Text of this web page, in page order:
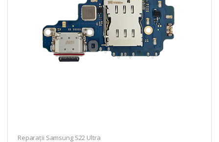
Reparații Samsung S22 Ultra